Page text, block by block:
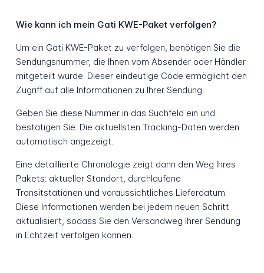
Wie kann ich mein Gati KWE-Paket verfolgen?
Um ein Gati KWE-Paket zu verfolgen, benötigen Sie die
Sendungsnummer, die Ihnen vom Absender oder Händler
mitgeteilt wurde. Dieser eindeutige Code ermöglicht den
Zugriff auf alle Informationen zu Ihrer Sendung.
Geben Sie diese Nummer in das Suchfeld ein und
bestätigen Sie. Die aktuellsten Tracking-Daten werden
automatisch angezeigt.
Eine detaillierte Chronologie zeigt dann den Weg Ihres
Pakets: aktueller Standort, durchlaufene
Transitstationen und voraussichtliches Lieferdatum.
Diese Informationen werden bei jedem neuen Schritt
aktualisiert, sodass Sie den Versandweg Ihrer Sendung
in Echtzeit verfolgen können.